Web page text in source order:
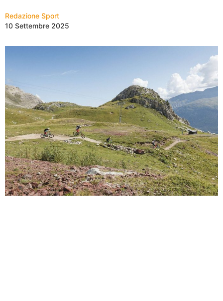
Redazione Sport
10 Settembre 2025